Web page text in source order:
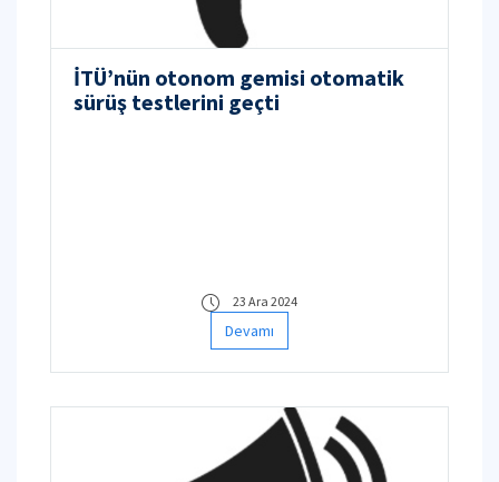
İTÜ’nün otonom gemisi otomatik
sürüş testlerini geçti
23 Ara 2024
Devamı